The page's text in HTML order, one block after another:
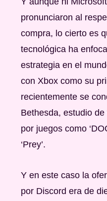
pronunciaron al
compra, lo cierto es
tecnológica ha
estrategia en el
con Xbox como su
recientemente se
Bethesda, estudio
por juegos como
‘Prey’.
Y en este caso la
por Discord era de